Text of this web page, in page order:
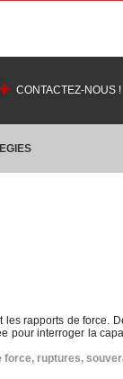
CONTACTEZ-NOUS !
rapports de force.
pour interroger la
force, ruptures,